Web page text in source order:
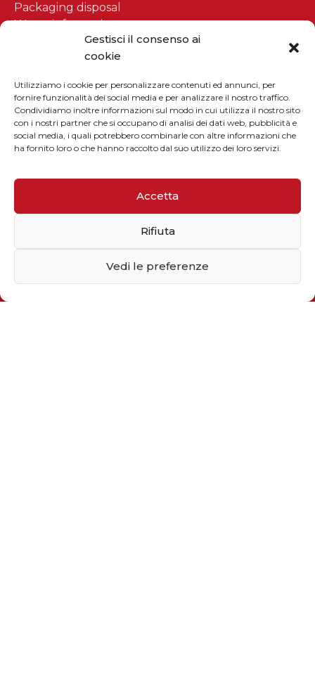
Gestisci il consenso ai
cookie
Utilizziamo i cookie per personalizzare contenuti ed annunci, per
fornire funzionalità dei social media e per analizzare il nostro traffico.
Condividiamo inoltre informazioni sul modo in cui utilizza il nostro sito
con i nostri partner che si occupano di analisi dei dati web, pubblicità e
social media, i quali potrebbero combinarle con altre informazioni che
ha fornito loro o che hanno raccolto dal suo utilizzo dei loro servizi.
Accetta
Rifiuta
Vedi le preferenze
Packaging disposal
Waste information
Battery and accumulator registry
A.E.E. registry.